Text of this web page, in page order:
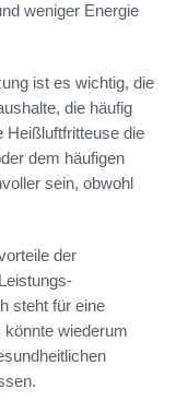
weniger Energie
ist es wichtig, die
die häufig
Heißluftfritteuse die
dem häufigen
sein, obwohl
der
steht für eine
wiederum